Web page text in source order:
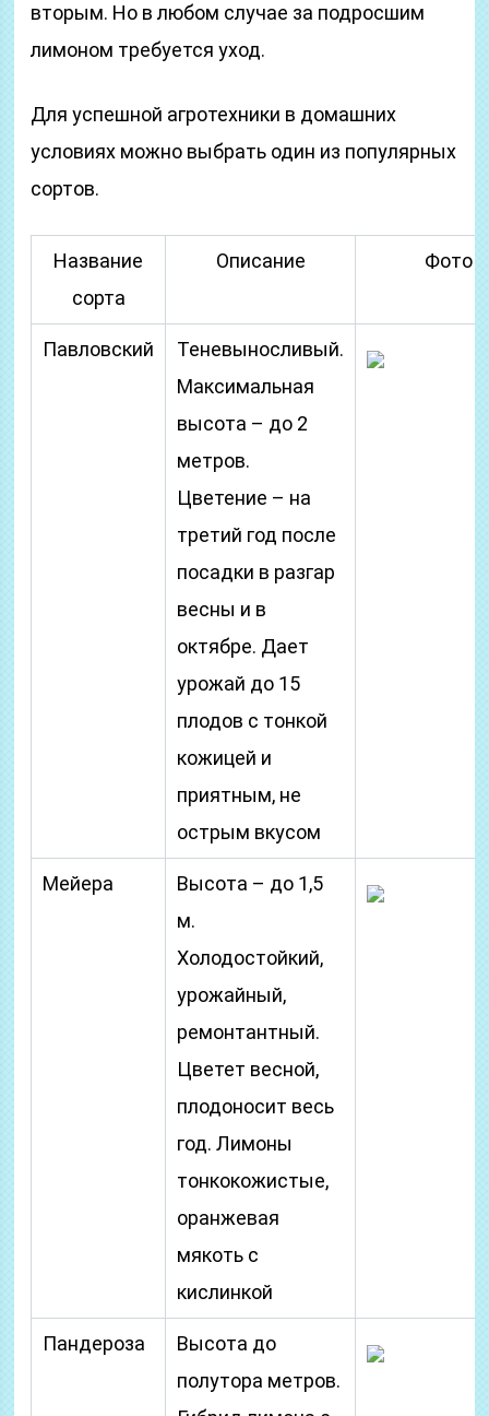
вторым. Но в любом случае за подросшим
лимоном требуется уход.
Для успешной агротехники в домашних
условиях можно выбрать один из популярных
сортов.
Название
сорта
Описание Фото
Павловский
Теневыносливый.
Максимальная
высота – до 2
метров.
Цветение – на
третий год после
посадки в разгар
весны и в
октябре. Дает
урожай до 15
плодов с тонкой
кожицей и
приятным, не
острым вкусом
Мейера
Высота – до 1,5
м.
Холодостойкий,
урожайный,
ремонтантный.
Цветет весной,
плодоносит весь
год. Лимоны
тонкокожистые,
оранжевая
мякоть с
кислинкой
Пандероза
Высота до
полутора метров.